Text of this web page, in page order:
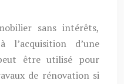
sans intérêts,
l’acquisition d’une
être utilisé pour
de rénovation si